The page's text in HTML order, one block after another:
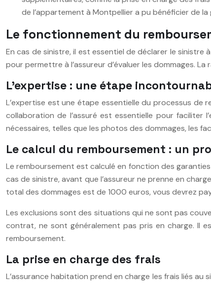
de l’appartement à Montpellier a pu bénéficier de
Le fonctionnement du
En cas de sinistre, il est essentiel de déclarer le
pour permettre à l’assureur d’évaluer les dommages.
L’expertise : une étape
L’expertise est une étape essentielle du processus de
collaboration de l’assuré est essentielle pour faciliter
nécessaires, telles que les photos des dommages, les
Le calcul du remboursement : un
Le remboursement est calculé en fonction des
cas de sinistre, avant que l’assureur ne prenne en
total des dommages est de 1000 euros, vous devrez
Les exclusions sont des situations qui ne sont pas
contrat, ne sont généralement pas pris en charge. Il
remboursement.
La prise en charge des frais
L’assurance habitation prend en charge les frais liés